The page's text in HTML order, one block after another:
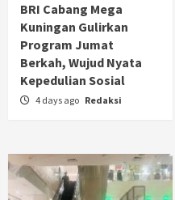
BRI Cabang Mega
Kuningan Gulirkan
Program Jumat
Berkah, Wujud Nyata
Kepedulian Sosial
4 days ago Redaksi